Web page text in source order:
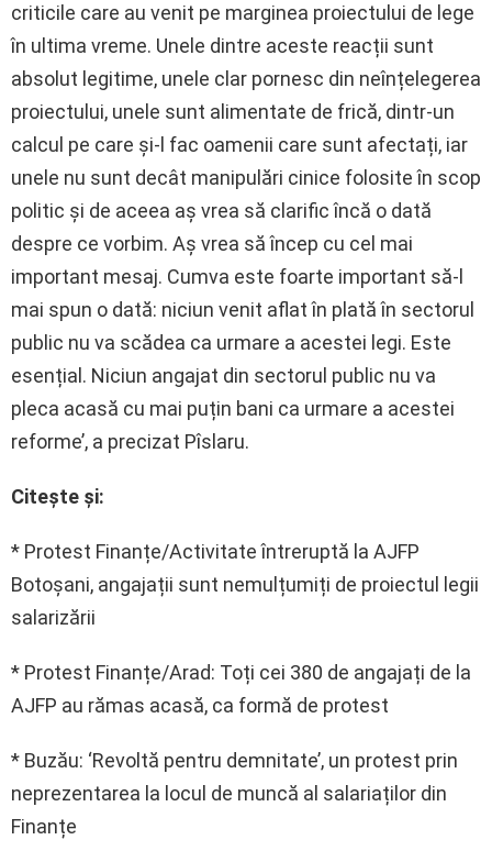
criticile care au venit pe marginea proiectului de lege
în ultima vreme. Unele dintre aceste reacții sunt
absolut legitime, unele clar pornesc din neînțelegerea
proiectului, unele sunt alimentate de frică, dintr-un
calcul pe care și-l fac oamenii care sunt afectați, iar
unele nu sunt decât manipulări cinice folosite în scop
politic și de aceea aș vrea să clarific încă o dată
despre ce vorbim. Aș vrea să încep cu cel mai
important mesaj. Cumva este foarte important să-l
mai spun o dată: niciun venit aflat în plată în sectorul
public nu va scădea ca urmare a acestei legi. Este
esențial. Niciun angajat din sectorul public nu va
pleca acasă cu mai puțin bani ca urmare a acestei
reforme’, a precizat Pîslaru.
Citeşte şi:
* Protest Finanțe/Activitate întreruptă la AJFP
Botoșani, angajații sunt nemulțumiți de proiectul legii
salarizării
* Protest Finanțe/Arad: Toți cei 380 de angajați de la
AJFP au rămas acasă, ca formă de protest
* Buzău: ‘Revoltă pentru demnitate’, un protest prin
neprezentarea la locul de muncă al salariaților din
Finanțe